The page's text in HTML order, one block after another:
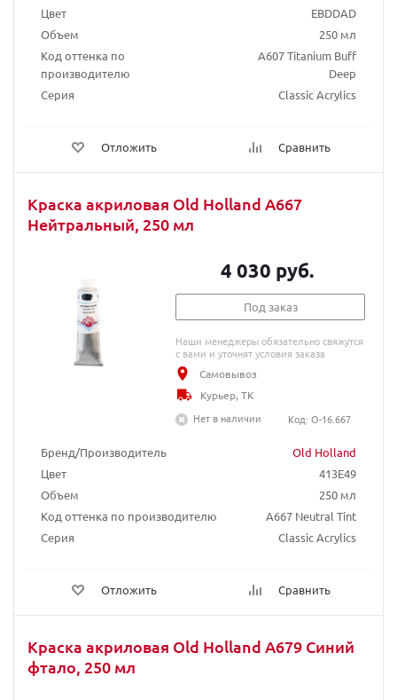
Цвет
EBDDAD
Объем
250 мл
Код оттенка по
производителю
A607 Titanium Buff
Deep
Серия
Classic Acrylics
Отложить Сравнить
Краска акриловая Old Holland A667
Нейтральный, 250 мл
Бренд/Производитель
Old Holland
Цвет
413E49
Объем
250 мл
Код оттенка по производителю
A667 Neutral Tint
Серия
Classic Acrylics
Отложить Сравнить
4 030 руб.
Под заказ
Наши менеджеры обязательно свяжутся
с вами и уточнят условия заказа
Самовывоз
Курьер, ТК
Нет в наличии
Код: O-16.667
Краска акриловая Old Holland A679 Синий
фтало, 250 мл